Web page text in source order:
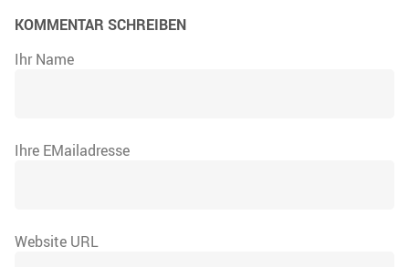
KOMMENTAR SCHREIBEN
Ihr Name
Ihre EMailadresse
Website URL